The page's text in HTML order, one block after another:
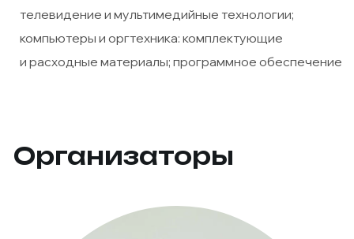
телевидение и мультимедийные технологии;
компьютеры и оргтехника: комплектующие
и расходные материалы; программное обеспечение
Организаторы